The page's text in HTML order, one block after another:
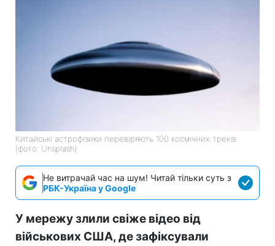
Китайські астрофізики перевіряють 100 космічних треків
(фото: Unsplash)
Не витрачай час на шум! Читай тільки суть з
РБК-Україна у Google
У мережу злили свіже відео від
військових США, де зафіксували